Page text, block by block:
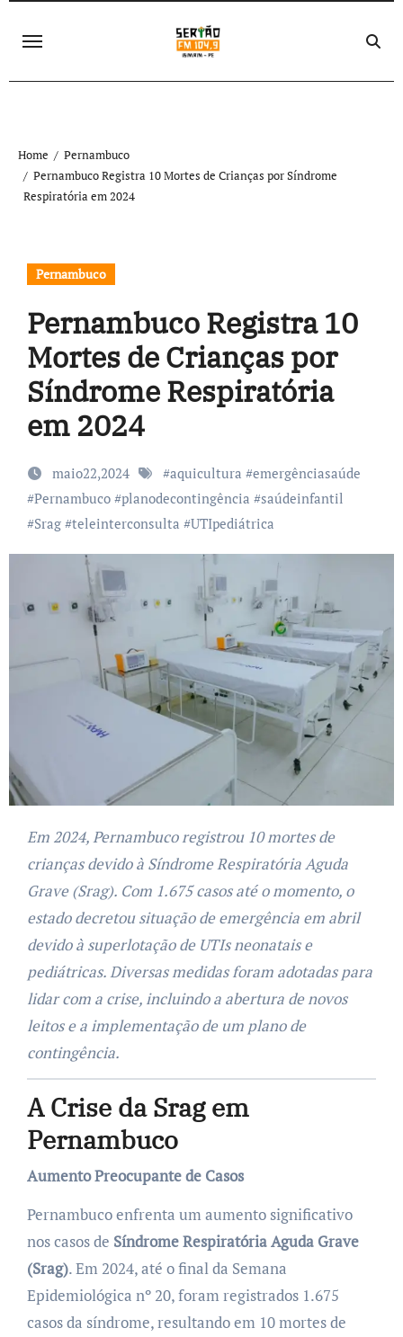
Home
Pernambuco
Pernambuco Registra 10 Mortes de Crianças por Síndrome
Respiratória em 2024
Pernambuco
Pernambuco Registra 10
Mortes de Crianças por
Síndrome Respiratória
em 2024
maio22,2024 #aquicultura #emergênciasaúde
#Pernambuco#planodecontingência #saúdeinfantil
#Srag#teleinterconsulta #UTIpediátrica
Em 2024, Pernambuco registrou 10 mortes de
crianças devido à Síndrome Respiratória Aguda
Grave (Srag). Com 1.675 casos até o momento, o
estado decretou situação de emergência em abril
devido à superlotação de UTIs neonatais e
pediátricas. Diversas medidas foram adotadas para
lidar com a crise, incluindo a abertura de novos
leitos e a implementação de um plano de
contingência.
A Crise da Srag em
Pernambuco
Aumento Preocupante de Casos
Pernambuco enfrenta um aumento significativo
nos casos de Síndrome Respiratória Aguda Grave
(Srag). Em 2024, até o final da Semana
Epidemiológica nº 20, foram registrados 1.675
casos da síndrome, resultando em 10 mortes de